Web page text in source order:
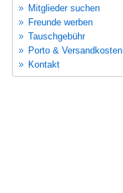
Mitglieder suchen
Freunde werben
Tauschgebühr
Porto & Versandkosten
Kontakt